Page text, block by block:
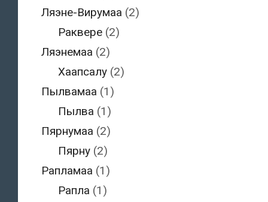
Ляэне-Вирумаа (2)
Раквере (2)
Ляэнемаа (2)
Хаапсалу (2)
Пылвамаа (1)
Пылва (1)
Пярнумаа (2)
Пярну (2)
Рапламаа (1)
Рапла (1)